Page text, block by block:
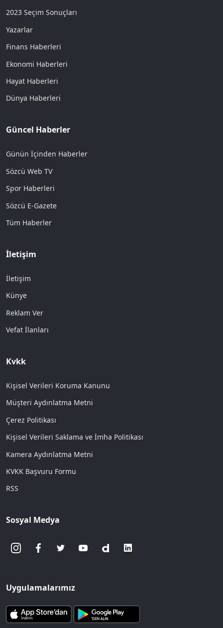
2023 Seçim Sonuçları
Yazarlar
Finans Haberleri
Ekonomi Haberleri
Hayat Haberleri
Dünya Haberleri
Güncel Haberler
Günün İçinden Haberler
Sözcü Web TV
Spor Haberleri
Sözcü E-Gazete
Tüm Haberler
İletişim
İletişim
Künye
Reklam Ver
Vefat İlanları
Kvkk
Kişisel Verileri Koruma Kanunu
Müşteri Aydınlatma Metni
Çerez Politikası
Kişisel Verileri Saklama ve İmha Politikası
Kamera Aydınlatma Metni
KVKK Başvuru Formu
RSS
Sosyal Medya
Uygulamalarımız